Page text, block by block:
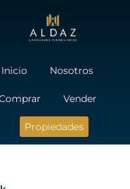
Inicio Nosotros
Vender
Propiedades